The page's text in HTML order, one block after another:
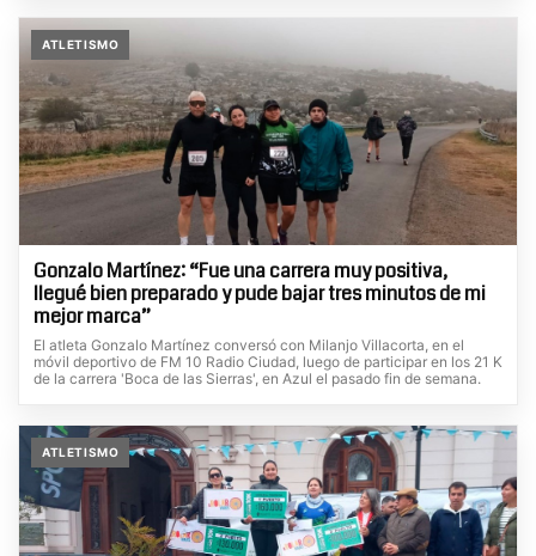
ATLETISMO
Gonzalo Martínez: “Fue una carrera muy positiva,
llegué bien preparado y pude bajar tres minutos de mi
mejor marca”
El atleta Gonzalo Martínez conversó con Milanjo Villacorta, en el
móvil deportivo de FM 10 Radio Ciudad, luego de participar en los 21 K
de la carrera 'Boca de las Sierras', en Azul el pasado fin de semana.
ATLETISMO